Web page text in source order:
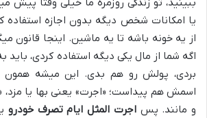
ببینید، تو زندگی روزمره ما خیلی وقتا پیش
یا امکانات شخص دیگه بدون اجازه استفاده
از یه خونه باشه تا یه ماشین. اینجا قانون
اگه شما از مال یکی دیگه استفاده کردی، باید
بردی، پولش رو هم بدی. این میشه همون
اسمش هم پیداست؛ «اجرت» یعنی بها یا
و مانند. پساجرت المثل ایام تصرف خودرو